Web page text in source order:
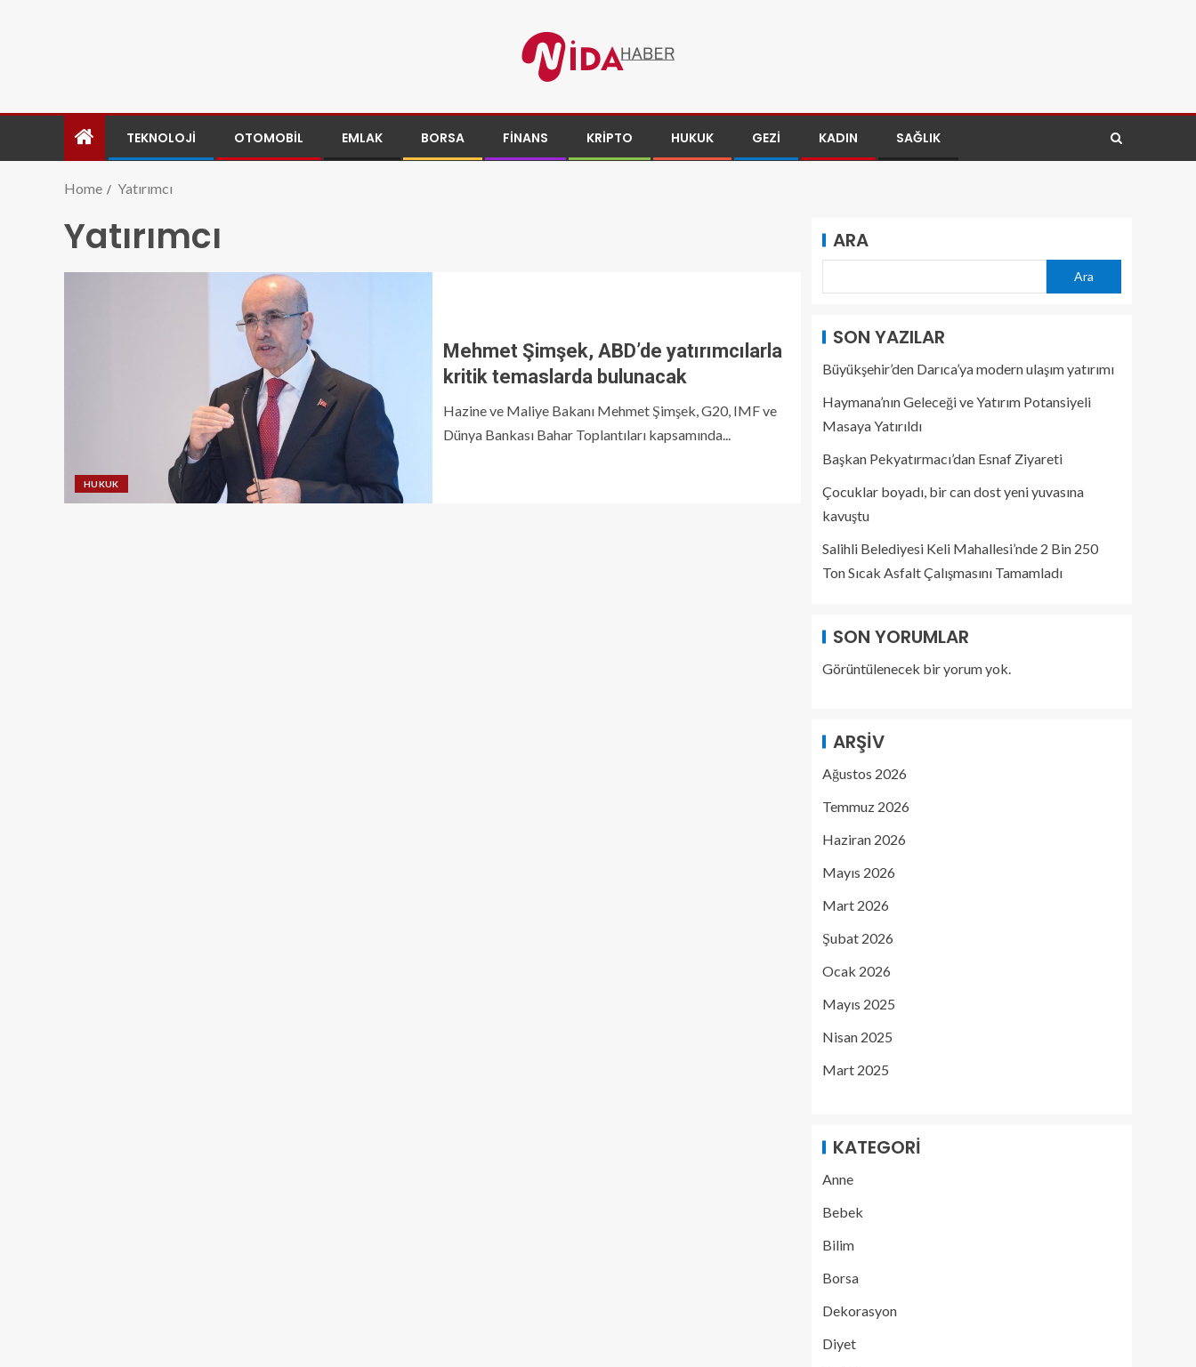
TEKNOLOJI OTOMOBIL EMLAK BORSA FINANS KRIPTO HUKUK GEZI KADIN SAĞLIK
Home Yatırımcı
Yatırımcı
HUKUK
Mehmet Şimşek, ABD’de yatırımcılarla
kritik temaslarda bulunacak
Hazine ve Maliye Bakanı Mehmet Şimşek, G20, IMF ve
Dünya Bankası Bahar Toplantıları kapsamında...
ARA
Ara
SON YAZILAR
Büyükşehir’den Darıca’ya modern ulaşım yatırımı
Haymana’nın Geleceği ve Yatırım Potansiyeli
Masaya Yatırıldı
Başkan Pekyatırmacı’dan Esnaf Ziyareti
Çocuklar boyadı, bir can dost yeni yuvasına
kavuştu
Salihli Belediyesi Keli Mahallesi’nde 2 Bin 250
Ton Sıcak Asfalt Çalışmasını Tamamladı
SON YORUMLAR
Görüntülenecek bir yorum yok.
ARŞIV
Ağustos 2026
Temmuz 2026
Haziran 2026
Mayıs 2026
Mart 2026
Şubat 2026
Ocak 2026
Mayıs 2025
Nisan 2025
Mart 2025
KATEGORI
Anne
Bebek
Bilim
Borsa
Dekorasyon
Diyet